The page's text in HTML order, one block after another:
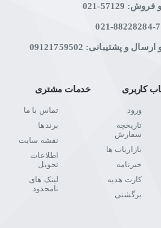
57129-021
پشتیبانی: 09121759502
کاربری
ورود
تاریخچه
سفارش
بازاریاب ها
خبرنامه
کارت هدیه
برگشتی
خدمات مشتری
تماس با ما
برندها
نقشه سایت
اطلاعات
تحویل
لینک های
نامحدود